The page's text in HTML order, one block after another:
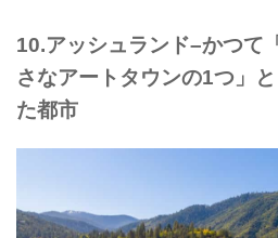
10.アッシュランド–かつて
さなアートタウンの1つ」
た都市